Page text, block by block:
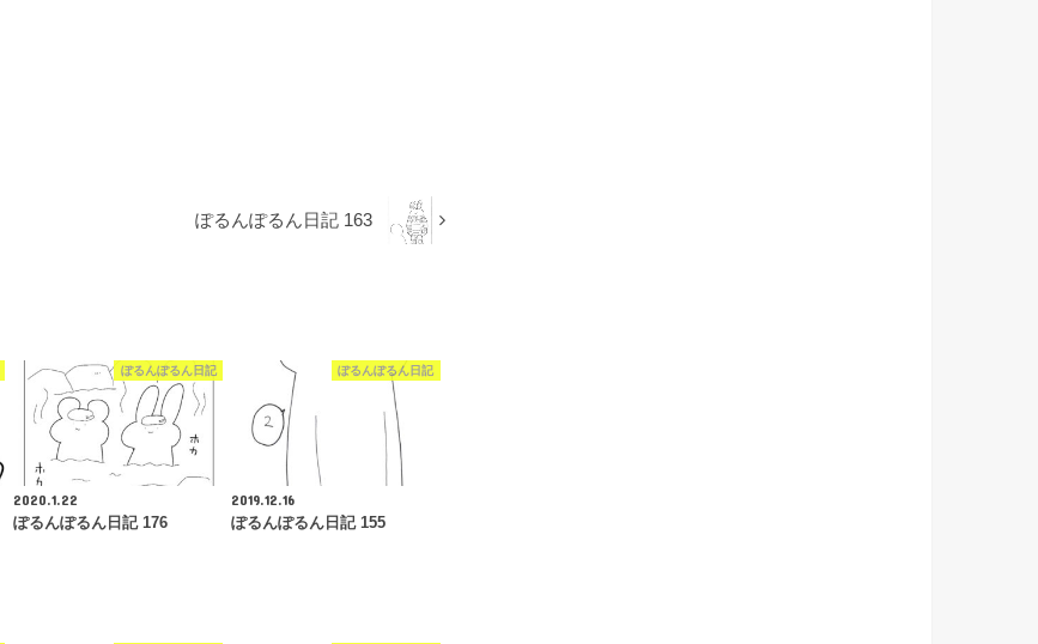
ぽるんぽるん日記 163
ぽるんぽるん日記
2020.1.22
ぽるんぽるん日記 176
ぽるんぽるん日記
2019.12.16
ぽるんぽるん日記 155